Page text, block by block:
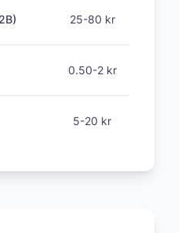
25-80 kr
0.50-2 kr
5-20 kr